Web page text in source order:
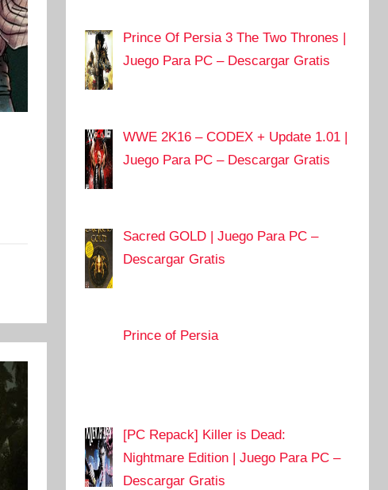
Prince Of Persia 3 The Two Thrones |
Juego Para PC – Descargar Gratis
WWE 2K16 – CODEX + Update 1.01 |
Juego Para PC – Descargar Gratis
Sacred GOLD | Juego Para PC –
Descargar Gratis
Prince of Persia
[PC Repack] Killer is Dead:
Nightmare Edition | Juego Para PC –
Descargar Gratis